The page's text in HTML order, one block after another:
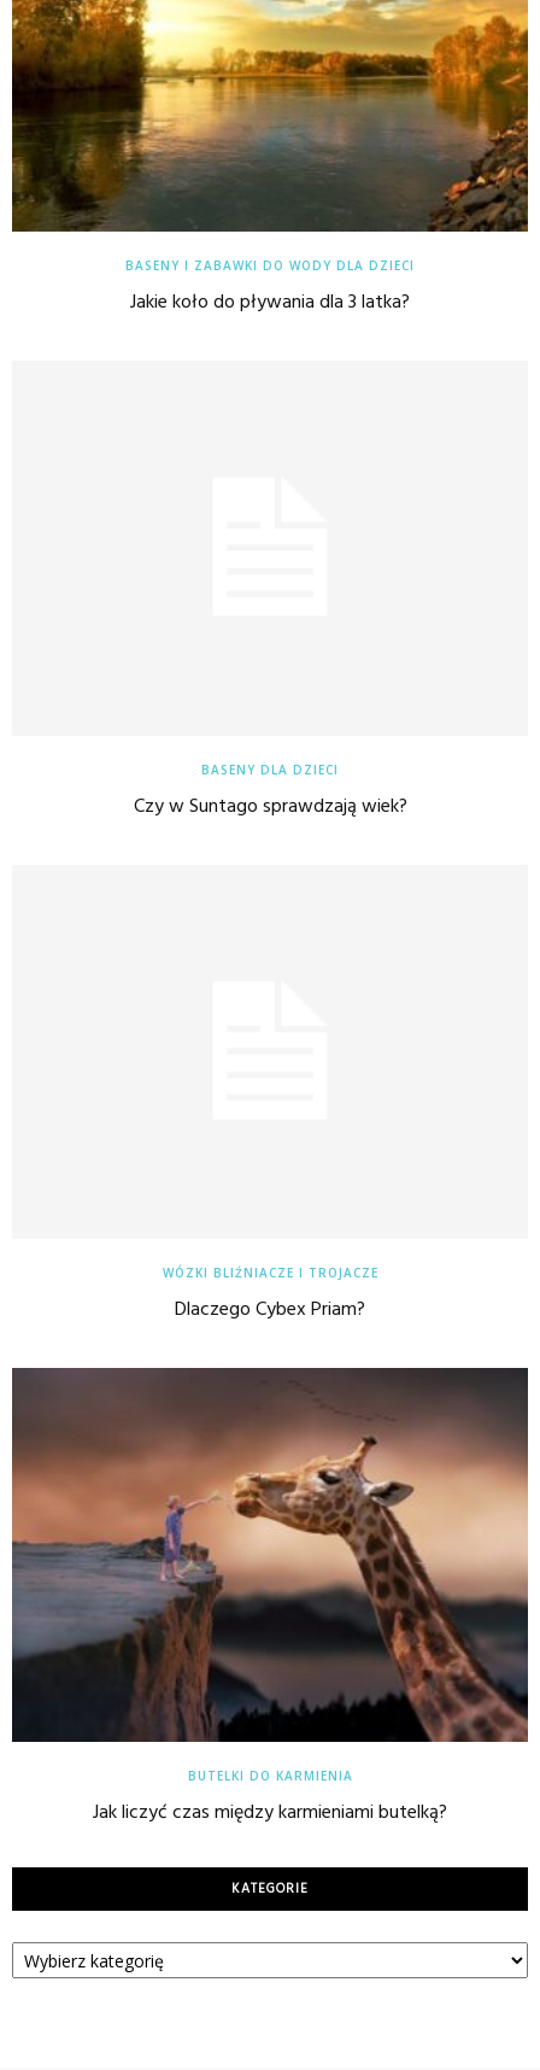
BASENY I ZABAWKI DO WODY DLA DZIECI
Jakie koło do pływania dla 3 latka?
BASENY DLA DZIECI
Czy w Suntago sprawdzają wiek?
WÓZKI BLIŹNIACZE I TROJACZE
Dlaczego Cybex Priam?
BUTELKI DO KARMIENIA
Jak liczyć czas między karmieniami butelką?
KATEGORIE
Kategorie